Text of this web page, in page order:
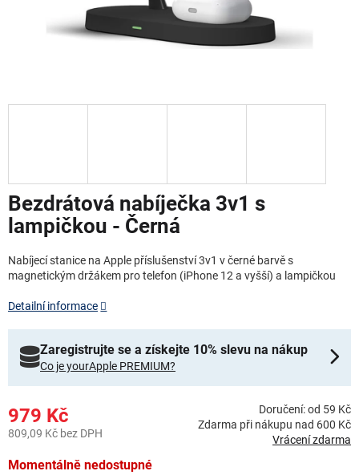
NOVINKY
Bezdrátová nabíječka 3v1 s
lampičkou - Černá
Nabíjecí stanice na Apple příslušenství 3v1 v černé barvě s
magnetickým držákem pro telefon (iPhone 12 a vyšší) a lampičkou
Detailní informace
Zaregistrujte se a získejte 10% slevu na nákup
Co je yourApple PREMIUM?
979 Kč
809,09 Kč bez DPH
Doručení: od 59 Kč
Zdarma při nákupu nad 600 Kč
Vrácení zdarma
Momentálně nedostupné